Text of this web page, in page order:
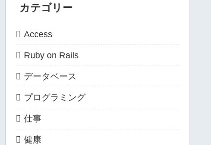
カテゴリー
Access
Ruby on Rails
データベース
プログラミング
仕事
健康